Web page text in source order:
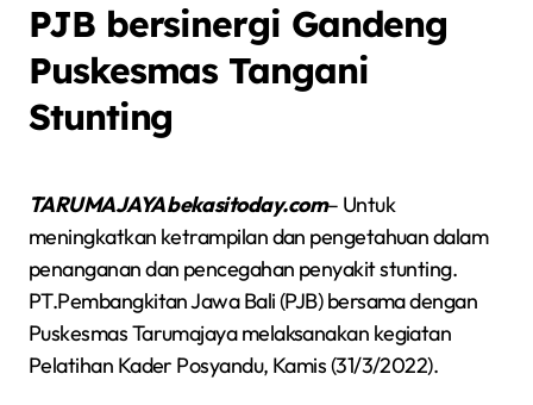
PJB bersinergi Gandeng
Puskesmas Tangani
Stunting
TARUMAJAYA bekasitoday.com– Untuk
meningkatkan ketrampilan dan pengetahuan dalam
penanganan dan pencegahan penyakit stunting.
PT.Pembangkitan Jawa Bali (PJB) bersama dengan
Puskesmas Tarumajaya melaksanakan kegiatan
Pelatihan Kader Posyandu, Kamis (31/3/2022).